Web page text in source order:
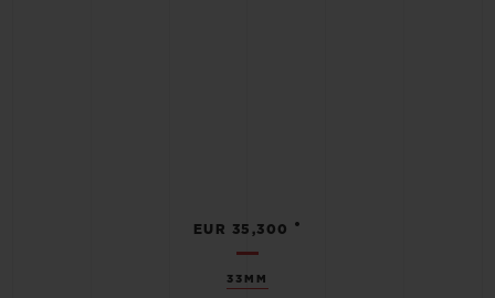
33MM
EUR 35,300 •